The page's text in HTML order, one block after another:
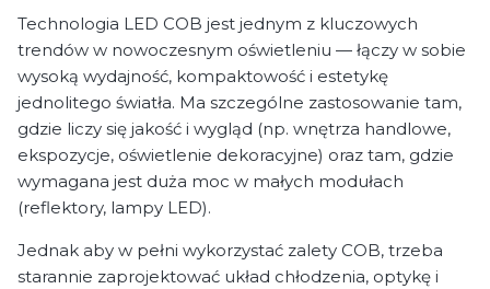
Technologia LED COB jest jednym z kluczowych
trendów w nowoczesnym oświetleniu — łączy w sobie
wysoką wydajność, kompaktowość i estetykę
jednolitego światła. Ma szczególne zastosowanie tam,
gdzie liczy się jakość i wygląd (np. wnętrza handlowe,
ekspozycje, oświetlenie dekoracyjne) oraz tam, gdzie
wymagana jest duża moc w małych modułach
(reflektory, lampy LED).
Jednak aby w pełni wykorzystać zalety COB, trzeba
starannie zaprojektować układ chłodzenia, optykę i